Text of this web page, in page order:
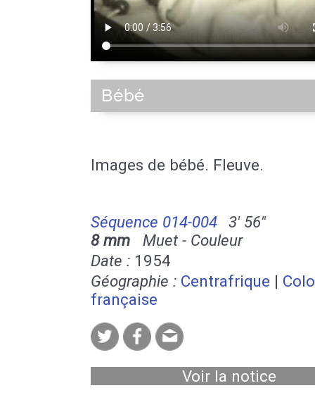
Bébé
Images de bébé. Fleuve.
Séquence 014-004
3' 56''
8 mm Muet - Couleur
Date : 1954
Géographie : Centrafrique |
française
Voir la notice